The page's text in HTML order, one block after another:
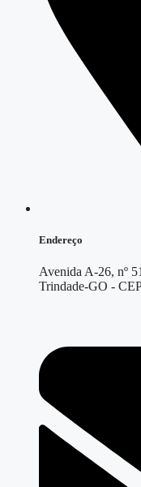
Endereço
Avenida A-26, nº
Trindade-GO -